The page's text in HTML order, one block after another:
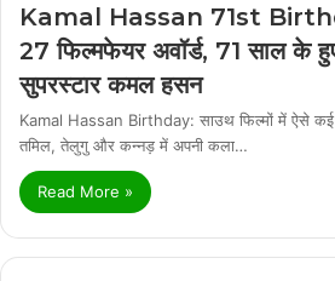
Kamal Hassan 71st
27 फिल्मफेयर अवॉर्ड, 71 साल के
सुपरस्टार कमल हसन
Kamal Hassan Birthday: साउथ फिल्मों में ऐसे कई
तमिल, तेलुगु और कन्नड़ में अपनी कला…
Read More »